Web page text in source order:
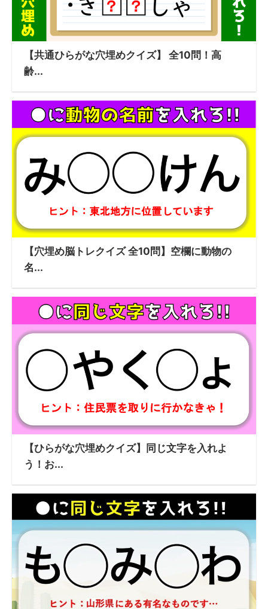
【共通ひらがな穴埋めクイズ】 全10問！高
齢...
【穴埋め脳トレクイズ 全10問】空欄に動物の
名...
【ひらがな穴埋めクイズ】同じ文字を入れよ
う！お...